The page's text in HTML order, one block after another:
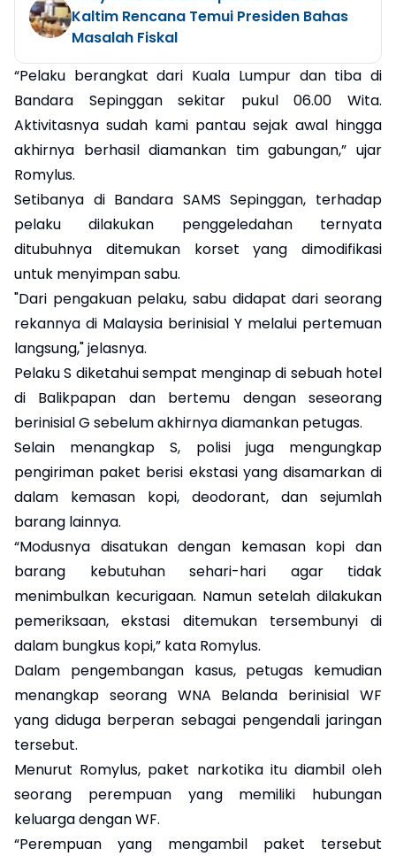
Kaltim Rencana Temui Presiden Bahas
Masalah Fiskal
“Pelaku berangkat dari Kuala Lumpur dan tiba di
Bandara Sepinggan sekitar pukul 06.00 Wita.
Aktivitasnya sudah kami pantau sejak awal hingga
akhirnya berhasil diamankan tim gabungan,” ujar
Romylus.
Setibanya di Bandara SAMS Sepinggan, terhadap
pelaku dilakukan penggeledahan ternyata
ditubuhnya ditemukan korset yang dimodifikasi
untuk menyimpan sabu.
"Dari pengakuan pelaku, sabu didapat dari seorang
rekannya di Malaysia berinisial Y melalui pertemuan
langsung," jelasnya.
Pelaku S diketahui sempat menginap di sebuah hotel
di Balikpapan dan bertemu dengan seseorang
berinisial G sebelum akhirnya diamankan petugas.
Selain menangkap S, polisi juga mengungkap
pengiriman paket berisi ekstasi yang disamarkan di
dalam kemasan kopi, deodorant, dan sejumlah
barang lainnya.
“Modusnya disatukan dengan kemasan kopi dan
barang kebutuhan sehari-hari agar tidak
menimbulkan kecurigaan. Namun setelah dilakukan
pemeriksaan, ekstasi ditemukan tersembunyi di
dalam bungkus kopi,” kata Romylus.
Dalam pengembangan kasus, petugas kemudian
menangkap seorang WNA Belanda berinisial WF
yang diduga berperan sebagai pengendali jaringan
tersebut.
Menurut Romylus, paket narkotika itu diambil oleh
seorang perempuan yang memiliki hubungan
keluarga dengan WF.
“Perempuan yang mengambil paket tersebut